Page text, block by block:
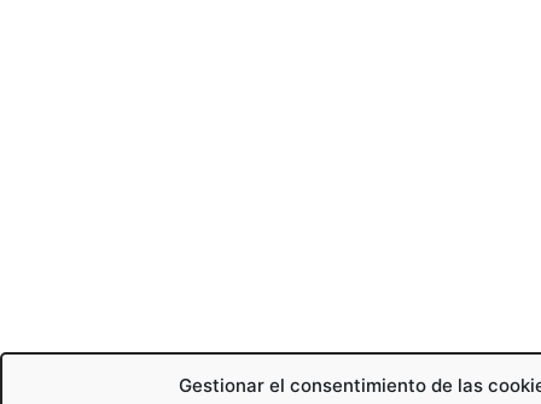
Gestionar el consentimiento de las